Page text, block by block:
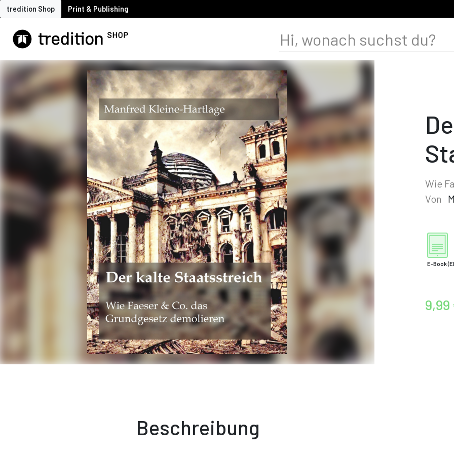
tredition Shop Print & Publishing
Wie
Von
E-Book
9,99
Beschreibung